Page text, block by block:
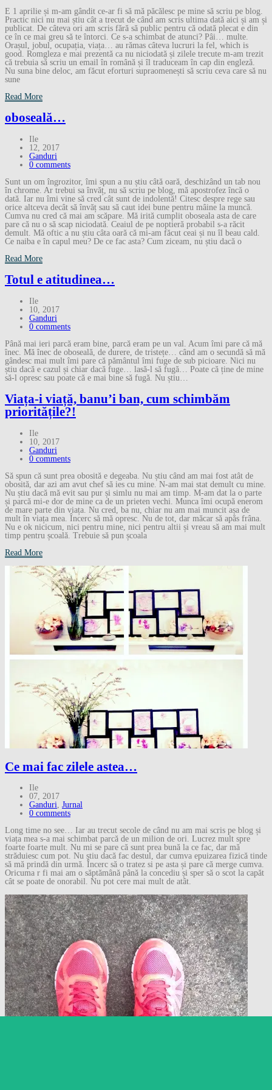
E 1 aprilie și m-am gândit ce-ar fi să mă păcălesc pe mine să scriu pe blog.
Practic nici nu mai știu cât a trecut de când am scris ultima dată aici și am și
publicat. De câteva ori am scris fără să public pentru că odată plecat e din
ce în ce mai greu să te întorci. Ce s-a schimbat de atunci? Pâi… multe.
Orașul, jobul, ocupația, viața… au rămas câteva lucruri la fel, which is
good. Romgleza e mai prezentă ca nu niciodată și zilele trecute m-am trezit
că trebuia să scriu un email în română și îl traduceam în cap din engleză.
Nu suna bine deloc, am făcut eforturi supraomenești să scriu ceva care să nu
sune
Read More
oboseală…
Ile
12, 2017
Ganduri
0 comments
Sunt un om îngrozitor, îmi spun a nu știu câtă oară, deschizând un tab nou
în chrome. Ar trebui sa învăț, nu să scriu pe blog, mă apostrofez încă o
dată. Iar nu îmi vine să cred cât sunt de indolentă! Citesc despre rege sau
orice altceva decât să învăț sau să caut idei bune pentru mâine la muncă.
Cumva nu cred că mai am scăpare. Mă irită cumplit oboseala asta de care
pare că nu o să scap niciodată. Ceaiul de pe noptieră probabil s-a răcit
demult. Mă oftic a nu știu câta oară că mi-am făcut ceai și nu îl beau cald.
Ce naiba e în capul meu? De ce fac asta? Cum ziceam, nu știu dacă o
Read More
Totul e atitudinea…
Ile
10, 2017
Ganduri
0 comments
Până mai ieri parcă eram bine, parcă eram pe un val. Acum îmi pare că mă
înec. Mă înec de oboseală, de durere, de tristețe… când am o secundă să mă
gândesc mai mult îmi pare că pământul îmi fuge de sub picioare. Nici nu
știu dacă e cazul și chiar dacă fuge… lasă-l să fugă… Poate că ține de mine
să-l opresc sau poate că e mai bine să fugă. Nu știu…
Viața-i viață, banu’i ban, cum schimbăm
prioritățile?!
Ile
10, 2017
Ganduri
0 comments
Să spun că sunt prea obosită e degeaba. Nu știu când am mai fost atât de
obosită, dar azi am avut chef să ies cu mine. N-am mai stat demult cu mine.
Nu știu dacă mă evit sau pur și simlu nu mai am timp. M-am dat la o parte
și parcă mi-e dor de mine ca de un prieten vechi. Munca îmi ocupă enerom
de mare parte din viața. Nu cred, ba nu, chiar nu am mai muncit așa de
mult în viața mea. Încerc să mă opresc. Nu de tot, dar măcar să apăs frâna.
Nu e ok nicicum, nici pentru mine, nici pentru altii și vreau să am mai mult
timp pentru școală. Trebuie să pun școala
Read More
Ce mai fac zilele astea…
Ile
07, 2017
Ganduri, Jurnal
0 comments
Long time no see… Iar au trecut secole de când nu am mai scris pe blog și
viața mea s-a mai schimbat parcă de un milion de ori. Lucrez mult spre
foarte foarte mult. Nu mi se pare că sunt prea bună la ce fac, dar mă
străduiesc cum pot. Nu știu dacă fac destul, dar cumva epuizarea fizică tinde
să mă prindă din urmă. Încerc să o tratez si pe asta și pare că merge cumva.
Oricuma r fi mai am o săptămână până la concediu și sper să o scot la capăt
cât se poate de onorabil. Nu pot cere mai mult de atât.